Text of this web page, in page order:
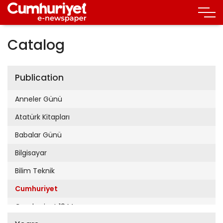
Catalog
Publication
Anneler Günü
Atatürk Kitapları
Babalar Günü
Bilgisayar
Bilim Teknik
Cumhuriyet
Cumhuriyet 19 Mayıs